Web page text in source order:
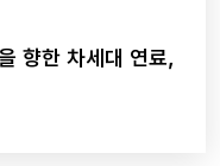
향한 차세대 연료,